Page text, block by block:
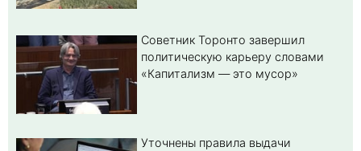
Советник Торонто завершил
политическую карьеру словами
«Капитализм — это мусор»
Уточнены правила выдачи